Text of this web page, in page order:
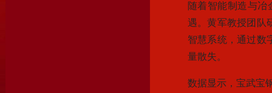
随着智能制造与
遇。黄军教授团队
智慧系统，通过数
量散失。
数据显示，宝武宝